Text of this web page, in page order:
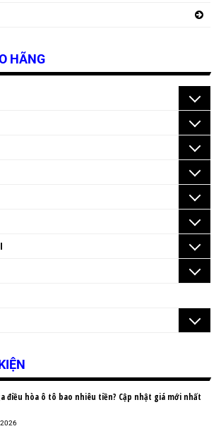
HÃNG
điều hòa ô tô bao nhiêu tiền? Cập nhật giá mới nhất